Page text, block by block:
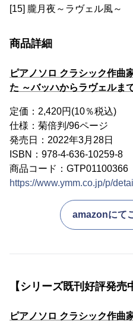
[15] 朧月夜～ラヴェル風～
商品詳細
ピアノソロ クラシック作曲
た ～バッハからラヴェルま
定価：2,420円(10％税込)
仕様：菊倍判/96ページ
発売日：2022年3月28日
ISBN：978-4-636-10259-8
商品コード：GTP01100366
https://www.ymm.co.jp/p/
amazonにて
【シリーズ既刊好評発売
ピアノソロ クラシック作曲